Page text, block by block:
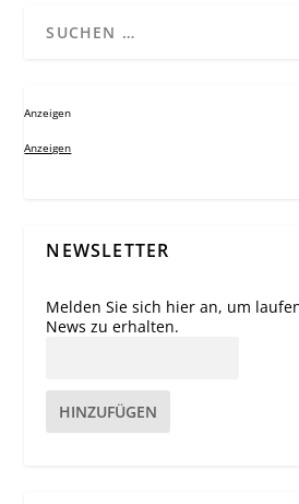
Anzeigen
Anzeigen
NEWSLETTER
Melden Sie sich hier an, um
News zu erhalten.
HINZUFÜGEN